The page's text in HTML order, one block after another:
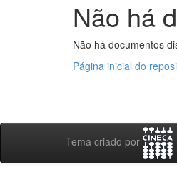
Não há
Não há documentos
Página inicial do
Tema criado por